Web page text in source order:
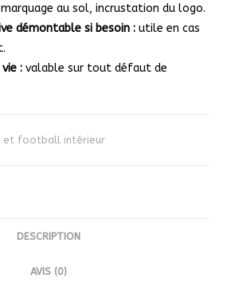
marquage au sol, incrustation du logo.
démontable si besoin :utile en cas
: valable sur tout défaut de
et football intérieur
DESCRIPTION
AVIS (0)